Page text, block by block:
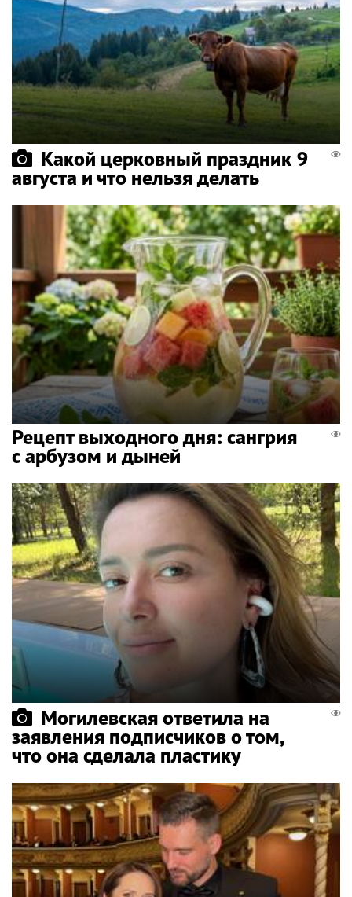
Какой церковный праздник 9
августа и что нельзя делать
Рецепт выходного дня: сангрия
с арбузом и дыней
Могилевская ответила на
заявления подписчиков о том,
что она сделала пластику